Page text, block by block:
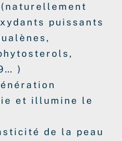
puissants
)
et illumine le
de la peau